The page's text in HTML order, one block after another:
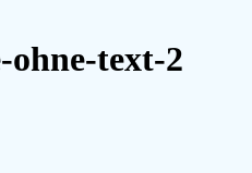
ohne-text-2